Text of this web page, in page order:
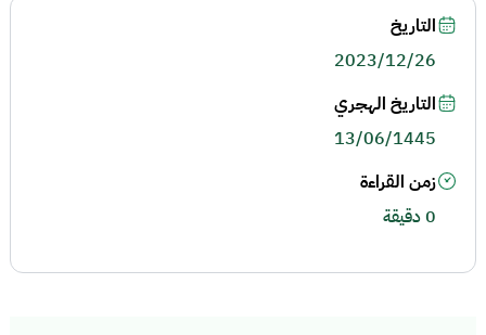
التاريخ
2023/12/26
التاريخ الهجري
13/06/1445
زمن القراءة
0 دقيقة